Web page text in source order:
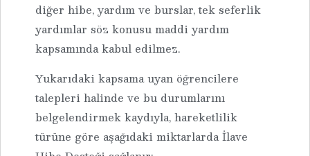
diğer hibe, yardım ve burslar, tek seferlik
yardımlar söz konusu maddi yardım
kapsamında kabul edilmez.
Yukarıdaki kapsama uyan öğrencilere
talepleri halinde ve bu durumlarını
belgelendirmek kaydıyla, hareketlilik
türüne göre aşağıdaki miktarlarda İlave